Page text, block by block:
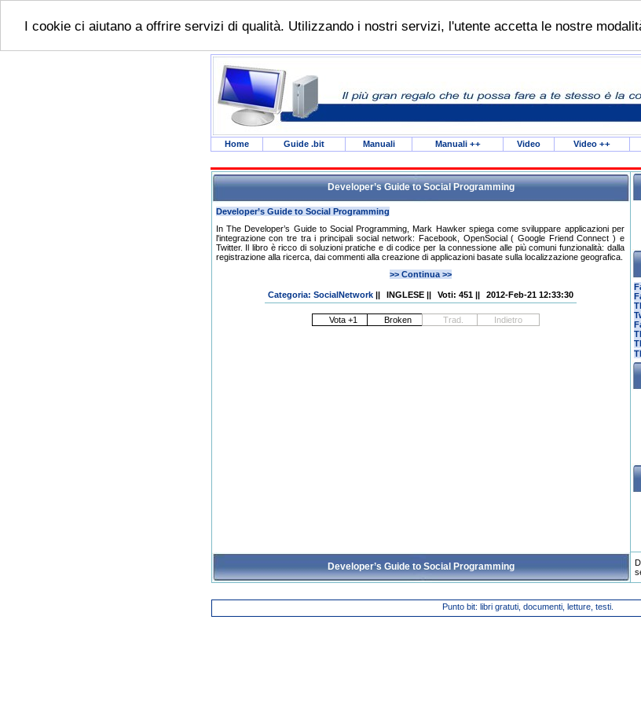
I cookie ci aiutano a offrire servizi di qualità. Utilizzando i nostri servizi, l'utente accetta le nostre
Home Guide .bit Manuali Manuali ++ Video Video++
Developer’s Guide to Social Programming
Developer’s Guide to Social Programming
In The Developer’s Guide to Social Programming, Mark Hawker spiega come sviluppare applicazioni per
l'integrazione con tre tra i principali social network: Facebook, OpenSocial ( Google Friend Connect ) e
Twitter. Il libro è ricco di soluzioni pratiche e di codice per la connessione alle più comuni funzionalità: dalla
registrazione alla ricerca, dai commenti alla creazione di applicazioni basate sulla localizzazione geografica.
>> Continua >>
Categoria: SocialNetwork INGLESE Voti: 451 2012-Feb-21 12:33:30
Developer’s Guide to Social Programming
Punto bit: libri gratuti, documenti, letture, testi.